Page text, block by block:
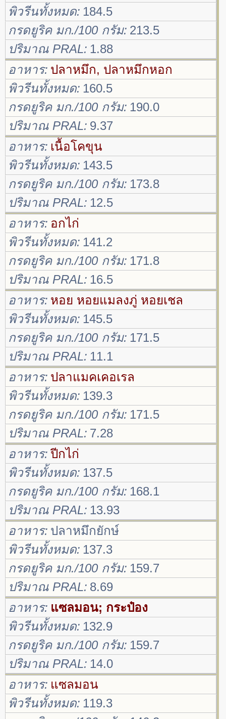
พิวรีนทั้งหมด 184.5
กรดยูริค มก./100 กรัม 213.5
ปริมาณ PRAL 1.88
อาหาร ปลาหมึก, ปลาหมึกหอก
พิวรีนทั้งหมด 160.5
กรดยูริค มก./100 กรัม 190.0
ปริมาณ PRAL 9.37
อาหาร เนื้อโคขุน
พิวรีนทั้งหมด 143.5
กรดยูริค มก./100 กรัม 173.8
ปริมาณ PRAL 12.5
อาหาร อกไก่
พิวรีนทั้งหมด 141.2
กรดยูริค มก./100 กรัม 171.8
ปริมาณ PRAL 16.5
อาหาร หอย หอยแมลงภู่ หอยเชล
พิวรีนทั้งหมด 145.5
กรดยูริค มก./100 กรัม 171.5
ปริมาณ PRAL 11.1
อาหาร ปลาแมคเคอเรล
พิวรีนทั้งหมด 139.3
กรดยูริค มก./100 กรัม 171.5
ปริมาณ PRAL 7.28
อาหาร ปีกไก่
พิวรีนทั้งหมด 137.5
กรดยูริค มก./100 กรัม 168.1
ปริมาณ PRAL 13.93
อาหาร ปลาหมึกยักษ์
พิวรีนทั้งหมด 137.3
กรดยูริค มก./100 กรัม 159.7
ปริมาณ PRAL 8.69
อาหาร แซลมอน; กระป๋อง
พิวรีนทั้งหมด 132.9
กรดยูริค มก./100 กรัม 159.7
ปริมาณ PRAL 14.0
อาหาร แซลมอน
พิวรีนทั้งหมด 119.3